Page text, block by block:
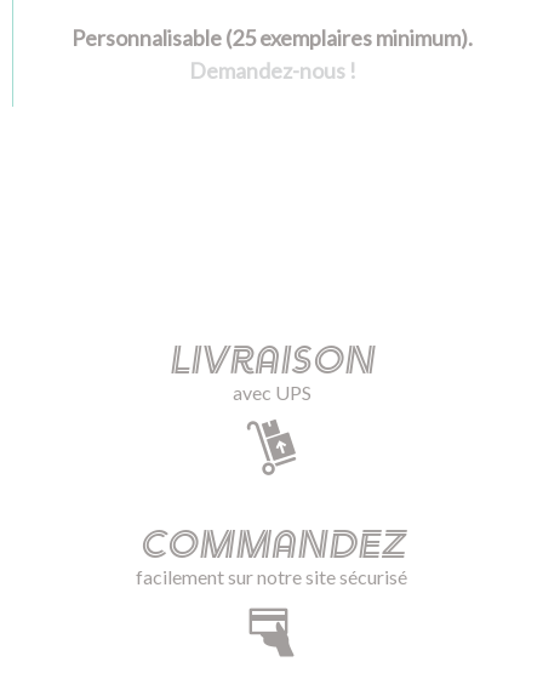
Personnalisable (25 exemplaires minimum).
Demandez-nous !
Livraison
avec UPS
Commandez
facilement sur notre site sécurisé